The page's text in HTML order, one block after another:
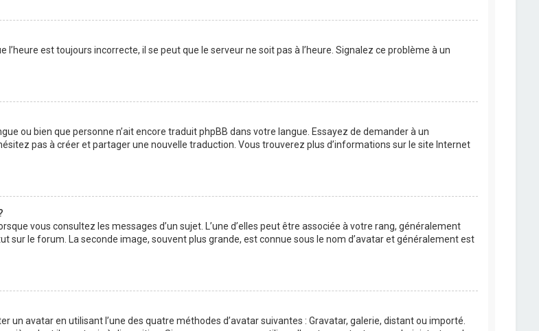
est toujours incorrecte, il se peut que le serveur ne soit pas à l’heure. Signalez ce problème à un
ou bien que personne n’ait encore traduit phpBB dans votre langue. Essayez de demander à un
pas à créer et partager une nouvelle traduction. Vous trouverez plus d’informations sur le site Internet
vous consultez les messages d’un sujet. L’une d’elles peut être associée à votre rang, généralement
le forum. La seconde image, souvent plus grande, est connue sous le nom d’avatar et généralement est
un avatar en utilisant l’une des quatre méthodes d’avatar suivantes : Gravatar, galerie, distant ou importé.